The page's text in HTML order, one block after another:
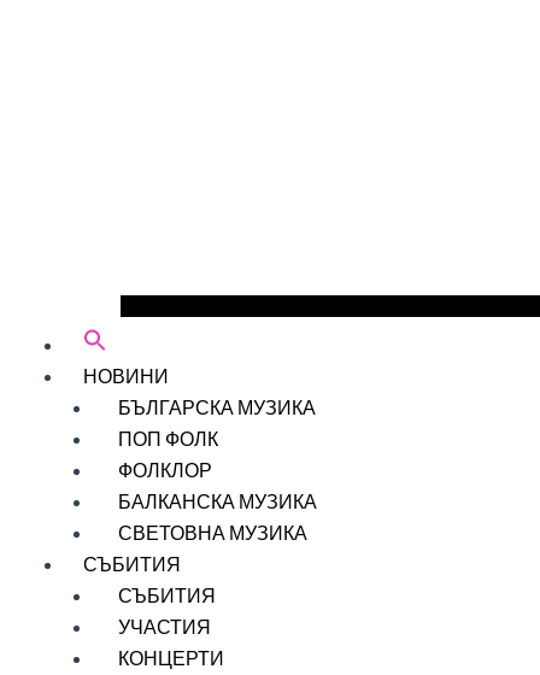
НОВИНИ
БЪЛГАРСКА МУЗИКА
ПОП ФОЛК
ФОЛКЛОР
БАЛКАНСКА МУЗИКА
СВЕТОВНА МУЗИКА
СЪБИТИЯ
СЪБИТИЯ
УЧАСТИЯ
КОНЦЕРТИ